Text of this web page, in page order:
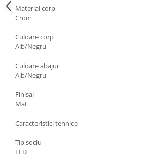
Aplice - Plafoniere
Panouri LED
Lampadare
Iluminat Scari/Trepte
Iluminat baie
Sine magnetice
Material corp
Crom
Culoare corp
Alb/Negru
Culoare abajur
Alb/Negru
Finisaj
Mat
Caracteristici tehnice
Tip soclu
LED